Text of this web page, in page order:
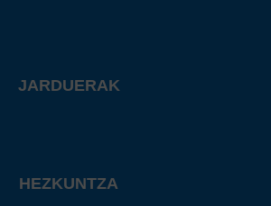
JARDUERAK
HEZKUNTZA